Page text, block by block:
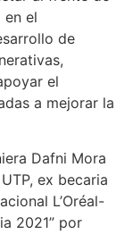
en el
de
el
a mejorar la
Dafni Mora
ex becaria
L’Oréal-
2021” por